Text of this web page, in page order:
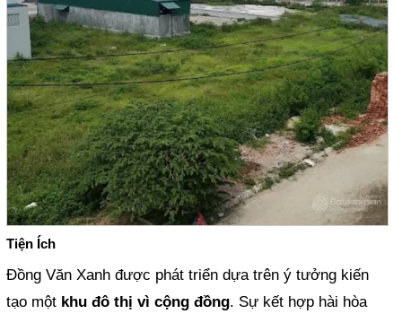
Tiện Ích
Đồng Văn Xanh được phát triển dựa trên ý tưởng kiến
tạo một khu đô thị vì cộng đồng. Sự kết hợp hài hòa